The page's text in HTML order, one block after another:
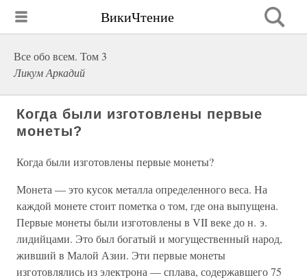
ВикиЧтение
Все обо всем. Том 3
Ликум Аркадий
Когда были изготовлены первые
монеты?
Когда были изготовлены первые монеты?
Монета — это кусок металла определенного веса. На
каждой монете стоит пометка о том, где она выпущена.
Первые монеты были изготовлены в VII веке до н. э.
лидийцами. Это был богатый и могущественный народ,
живший в Малой Азии. Эти первые монеты
изготовлялись из электрона — сплава, содержавшего 75